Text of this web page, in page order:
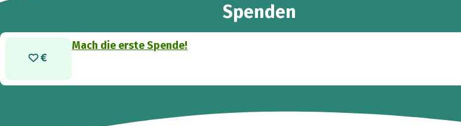
Spenden
Mach die erste Spende!